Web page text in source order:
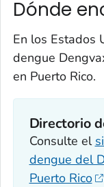
Dónde
En los Estados
dengue
en Puerto Rico.
Directorio
Consulte el
dengue del
Puerto Rico